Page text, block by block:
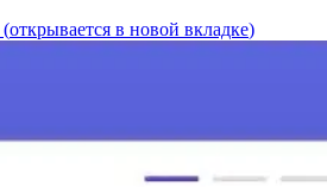
(открывается в новой вкладке)